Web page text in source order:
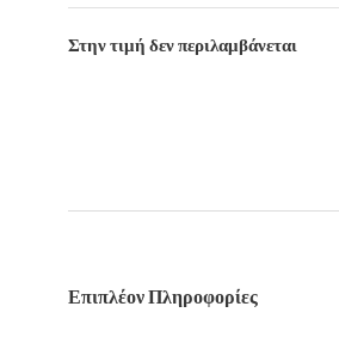
Στην τιμή δεν περιλαμβάνεται
Επιπλέον Πληροφορίες